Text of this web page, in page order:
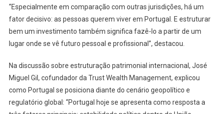
“Especialmente em comparação com outras jurisdições, há um
fator decisivo: as pessoas querem viver em Portugal. E estruturar
bem um investimento também significa fazê-lo a partir de um
lugar onde se vê futuro pessoal e profissional”, destacou.
Na discussão sobre estruturação patrimonial internacional, José
Miguel Gil, cofundador da Trust Wealth Management, explicou
como Portugal se posiciona diante do cenário geopolítico e
regulatório global: “Portugal hoje se apresenta como resposta a